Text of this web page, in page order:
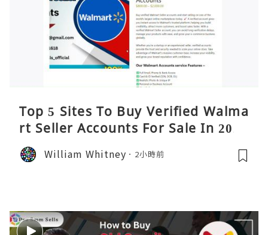
Top 5 Sites To Buy Verified Walma
rt Seller Accounts For Sale In 2026
William Whitney 2小時前